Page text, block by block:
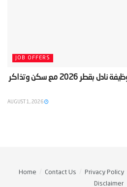
JOB OFFERS
‫تصريح العمل وتأشيرة رسمية لوظيفة نادل بقطر 2026 مع سكن وتذاكر
Home Contact Us Privacy Policy
Disclaimer